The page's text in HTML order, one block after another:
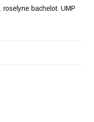
,roselyne bachelot,UMP